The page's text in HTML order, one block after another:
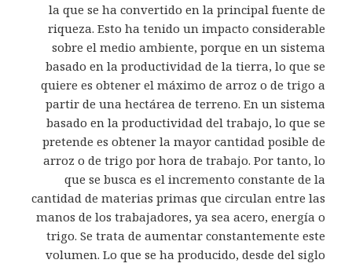
la que se ha convertido en la principal fuente de
riqueza. Esto ha tenido un impacto considerable
sobre el medio ambiente, porque en un sistema
basado en la productividad de la tierra, lo que se
quiere es obtener el máximo de arroz o de trigo a
partir de una hectárea de terreno. En un sistema
basado en la productividad del trabajo, lo que se
pretende es obtener la mayor cantidad posible de
arroz o de trigo por hora de trabajo. Por tanto, lo
que se busca es el incremento constante de la
cantidad de materias primas que circulan entre las
manos de los trabajadores, ya sea acero, energía o
trigo. Se trata de aumentar constantemente este
volumen. Lo que se ha producido, desde del siglo